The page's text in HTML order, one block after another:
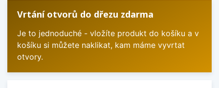
Vrtání otvorů do dřezu zdarma
Je to jednoduché - vložíte produkt do košíku a v
košíku si můžete naklikat, kam máme vyvrtat
otvory.